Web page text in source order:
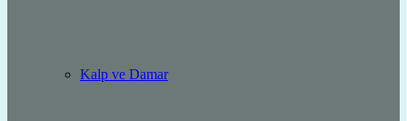
Kalp ve Damar